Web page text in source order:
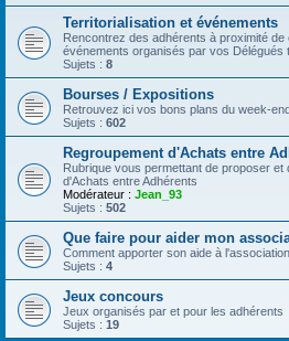
Territorialisation et événements
Rencontrez des adhérents à proximité
événements organisés par vos Délégués
Sujets : 8
Bourses / Expositions
Retrouvez ici vos bons plans du week-
Sujets : 602
Regroupement d'Achats entre
Rubrique vous permettant de proposer
d'Achats entre Adhérents
Modérateur : Jean_93
Sujets : 502
Que faire pour aider mon
Comment apporter son aide à
Sujets : 4
Jeux concours
Jeux organisés par et pour les adhérents
Sujets : 19